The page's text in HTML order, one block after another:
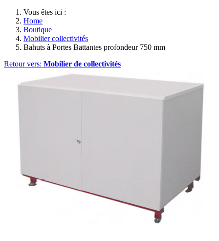
Vous êtes ici :
Home
Boutique
Mobilier collectivités
Bahuts à Portes Battantes profondeur 750 mm
Retour vers: Mobilier de collectivités